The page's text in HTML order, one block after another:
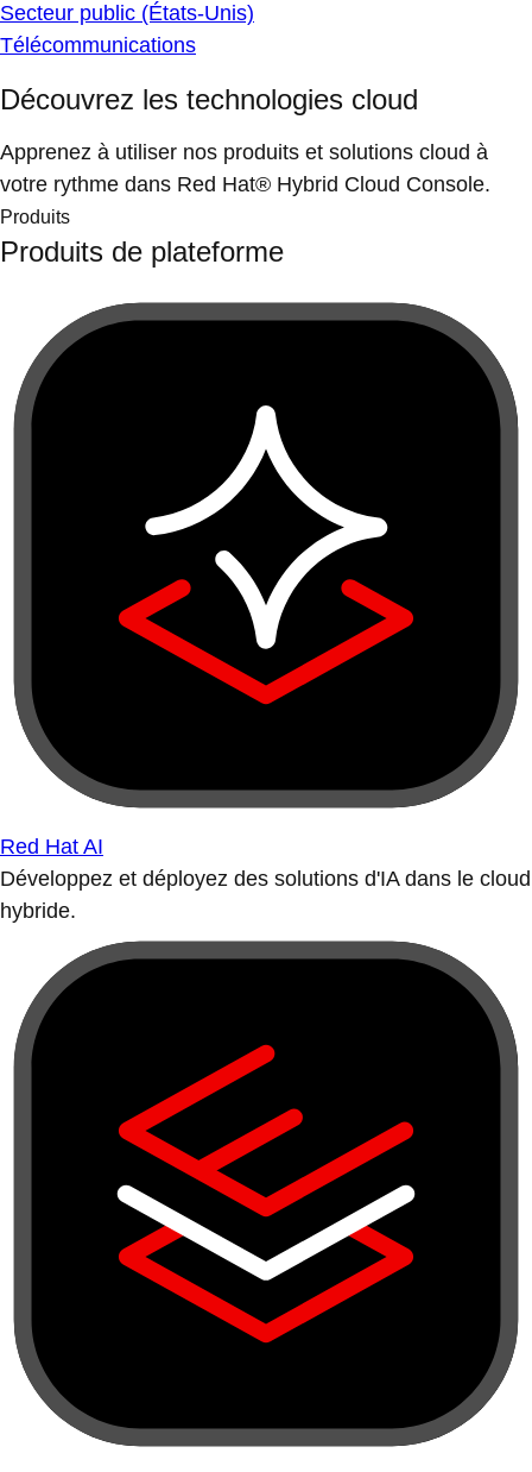
Secteur public (États-Unis)
Télécommunications
Découvrez les technologies cloud
Apprenez à utiliser nos produits et solutions cloud à
votre rythme dans Red Hat® Hybrid Cloud Console.
Produits
Produits de plateforme
Red Hat AI
Développez et déployez des solutions d'IA dans le cloud
hybride.